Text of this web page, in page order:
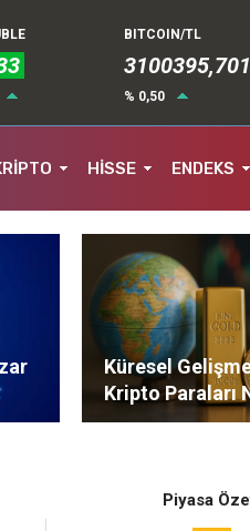
BITCOIN/TL
3100395,701
% 0,50
HİSSE ENDEKS
Küresel
Kripto Paraları
Etkiliyor?
Piyasa